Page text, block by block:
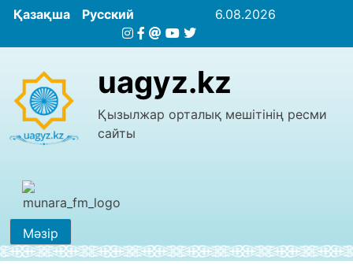
Қазақша Русский 6.08.2026
uagyz.kz
Қызылжар орталық мешітінің ресми
сайты
Мәзір